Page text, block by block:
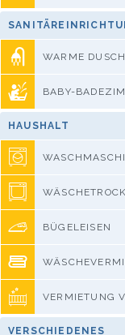
WARME
BABY-
HAUSHALT
BÜGELEISEN
VERMIETUNG
VERSCHIEDENES